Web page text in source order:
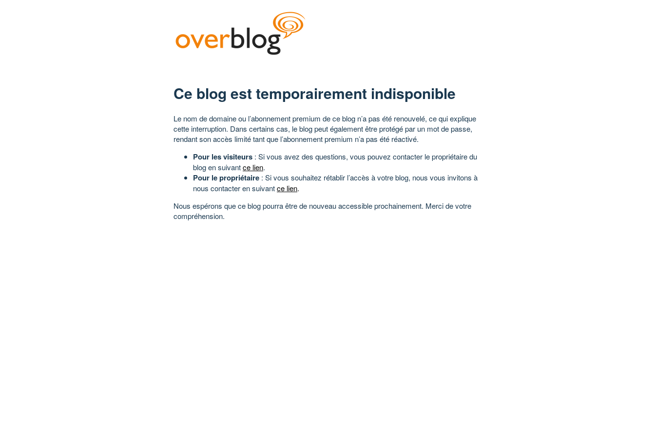
Ce blog est temporairement indisponible
Le nom de domaine ou l’abonnement premium de ce blog n’a pas été renouvelé, ce qui explique
cette interruption. Dans certains cas, le blog peut également être protégé par un mot de passe,
rendant son accès limité tant que l’abonnement premium n’a pas été réactivé.
Pour les visiteurs : Si vous avez des questions, vous pouvez contacter le propriétaire du
blog en suivantce lien.
Pour le propriétaire : Si vous souhaitez rétablir l’accès à votre blog, nous vous invitons à
nous contacter en suivantce lien.
Nous espérons que ce blog pourra être de nouveau accessible prochainement. Merci de votre
compréhension.